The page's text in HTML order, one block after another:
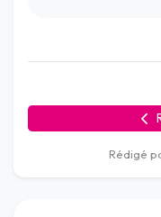
Rédigé